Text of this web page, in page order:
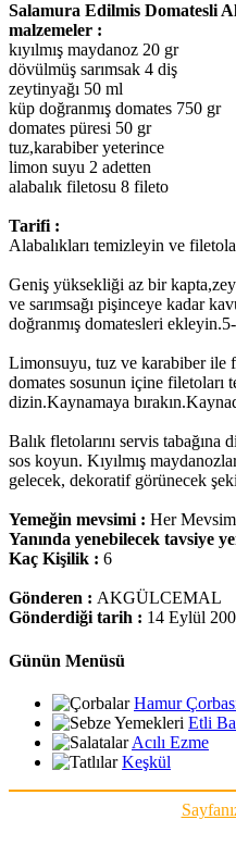
Salamura Edilmis Domatesli
malzemeler :
kıyılmış maydanoz 20 gr
dövülmüş sarımsak 4 diş
zeytinyağı 50 ml
küp doğranmış domates 750 gr
domates püresi 50 gr
tuz,karabiber yeterince
limon suyu 2 adetten
alabalık filetosu 8 fileto
Tarifi :
Alabalıkları temizleyin ve
Geniş yüksekliği az bir
ve sarımsağı pişinceye kadar
doğranmış domatesleri
Limonsuyu, tuz ve karabiber ile
domates sosunun içine filetoları
dizin.Kaynamaya
Balık fletolarını servis tabağına
sos koyun. Kıyılmış
gelecek, dekoratif görünecek
Yemeğin mevsimi : Her Mevsim
Yanında yenebilecek tavsiye
Kaç Kişilik : 6
Gönderen : AKGÜLCEMAL
Gönderdiği tarih : 14 Eylül
Günün Menüsü
Hamur
Etli
Acılı Ezme
Keşkül